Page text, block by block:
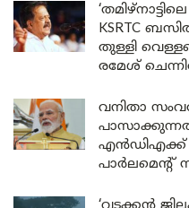
KSRTC
തുള്ളി
രമേശ്
വനിതാ
എൻഡിഎക്ക്
പാർലമെന്റ്